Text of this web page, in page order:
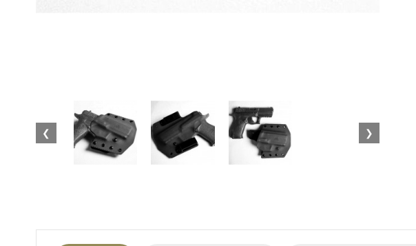
❮ ❯